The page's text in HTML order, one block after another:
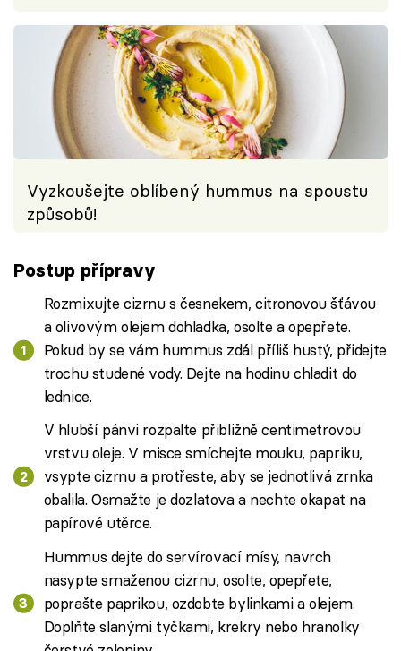
Vyzkoušejte oblíbený hummus na spoustu
způsobů!
Postup přípravy
Rozmixujte cizrnu s česnekem, citronovou šťávou
a olivovým olejem dohladka, osolte a opepřete.
Pokud by se vám hummus zdál příliš hustý, přidejte
trochu studené vody. Dejte na hodinu chladit do
lednice.
V hlubší pánvi rozpalte přibližně centimetrovou
vrstvu oleje. V misce smíchejte mouku, papriku,
vsypte cizrnu a protřeste, aby se jednotlivá zrnka
obalila. Osmažte je dozlatova a nechte okapat na
papírové utěrce.
Hummus dejte do servírovací mísy, navrch
nasypte smaženou cizrnu, osolte, opepřete,
poprašte paprikou, ozdobte bylinkami a olejem.
Doplňte slanými tyčkami, krekry nebo hranolky